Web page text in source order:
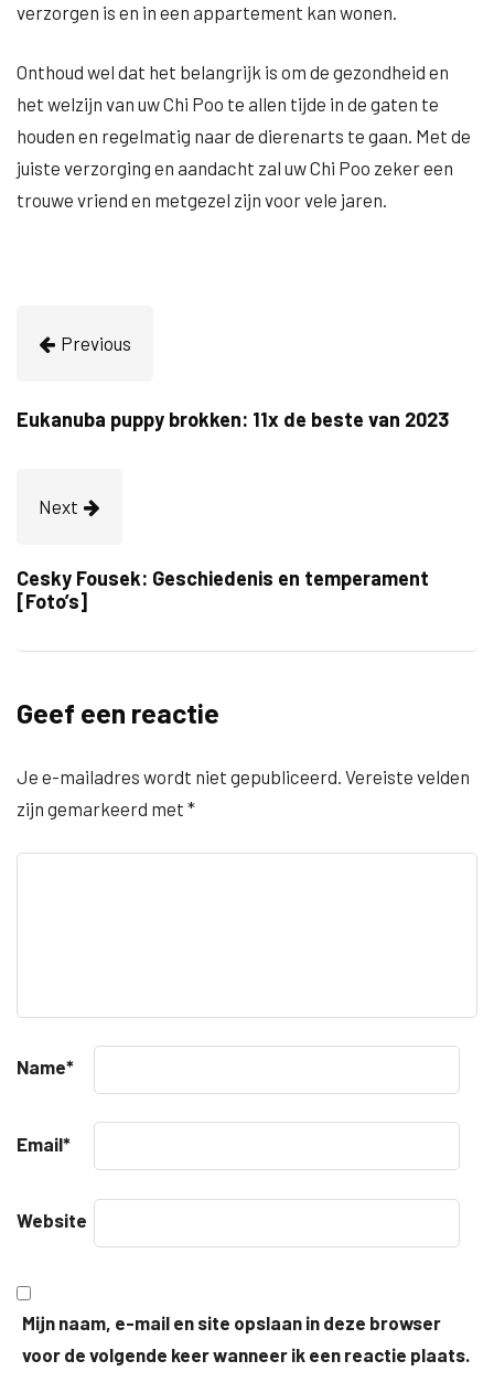
verzorgen is en in een appartement kan wonen.
Onthoud wel dat het belangrijk is om de gezondheid en
het welzijn van uw Chi Poo te allen tijde in de gaten te
houden en regelmatig naar de dierenarts te gaan. Met de
juiste verzorging en aandacht zal uw Chi Poo zeker een
trouwe vriend en metgezel zijn voor vele jaren.
Previous
Eukanuba puppy brokken: 11x de beste van 2023
Next
Cesky Fousek: Geschiedenis en temperament
[Foto’s]
Geef een reactie
Je e-mailadres wordt niet gepubliceerd. Vereiste velden
zijn gemarkeerd met *
Name*
Email*
Website
Mijn naam, e-mail en site opslaan in deze browser
voor de volgende keer wanneer ik een reactie plaats.